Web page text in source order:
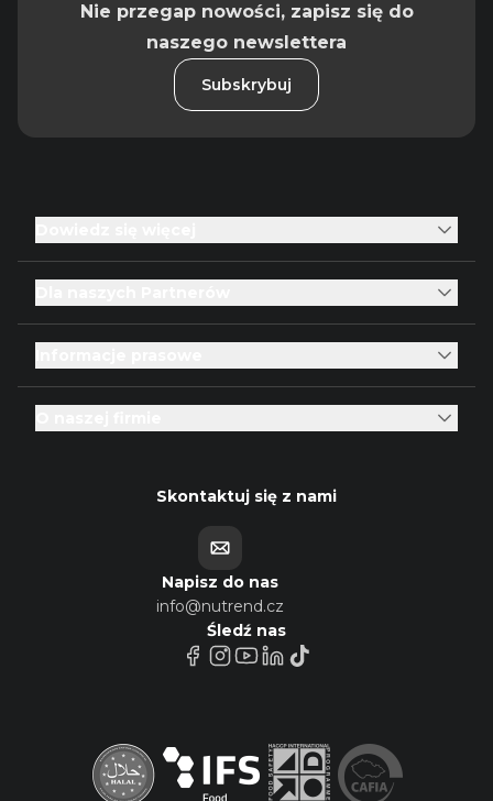
Nie przegap nowości, zapisz się do
naszego newslettera
Subskrybuj
Skontaktuj się z nami
Napisz do nas
info@nutrend.cz
Śledź nas